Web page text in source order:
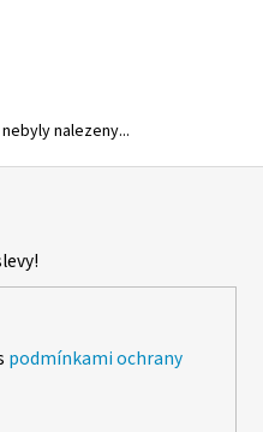
nebyly nalezeny...
podmínkami ochrany